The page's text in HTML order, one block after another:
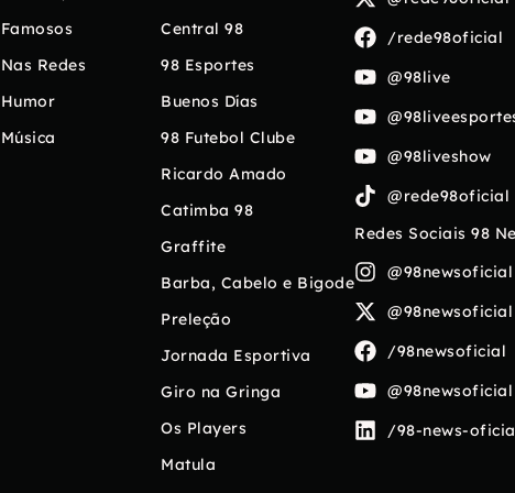
Famosos
Nas Redes
Humor
Música
Central 98
98 Esportes
Buenos Días
98 Futebol Clube
Ricardo Amado
Catimba 98
Graffite
Barba, Cabelo e Bigode
Preleção
Jornada Esportiva
Giro na Gringa
Os Players
Matula
/rede98oficial
@98live
@98liveshow
@rede98oficial
Redes Sociais 98
@98newsoficial
@98newsoficial
/98newsoficial
@98newsoficial
/98-news-